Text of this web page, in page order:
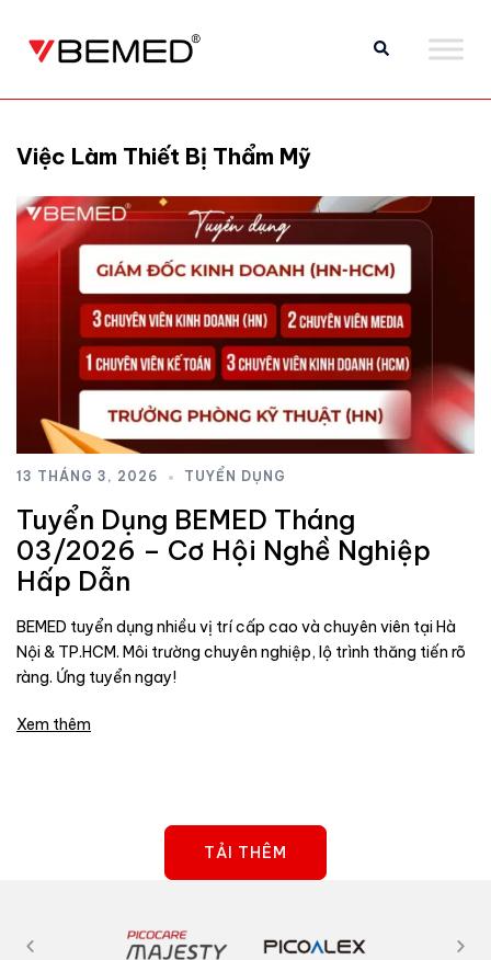
Việc Làm Thiết Bị Thẩm Mỹ
13 THÁNG 3, 2026 TUYỂN DỤNG
Tuyển Dụng BEMED Tháng
03/2026 – Cơ Hội Nghề Nghiệp
Hấp Dẫn
BEMED tuyển dụng nhiều vị trí cấp cao và chuyên viên tại Hà
Nội & TP.HCM. Môi trường chuyên nghiệp, lộ trình thăng tiến rõ
ràng. Ứng tuyển ngay!
Xem thêm
TẢI THÊM